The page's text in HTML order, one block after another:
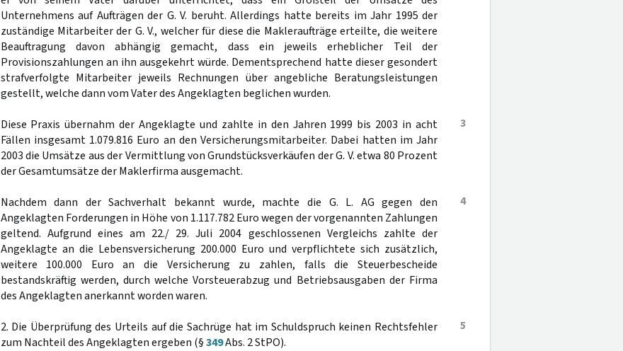
Unternehmens auf Aufträgen der G. V. beruht. Allerdings hatte bereits im Jahr 1995 der
zuständige Mitarbeiter der G. V., welcher für diese die Makleraufträge erteilte, die weitere
Beauftragung davon abhängig gemacht, dass ein jeweils erheblicher Teil der
Provisionszahlungen an ihn ausgekehrt würde. Dementsprechend hatte dieser gesondert
strafverfolgte Mitarbeiter jeweils Rechnungen über angebliche Beratungsleistungen
gestellt, welche dann vom Vater des Angeklagten beglichen wurden.
3
Diese Praxis übernahm der Angeklagte und zahlte in den Jahren 1999 bis 2003 in acht
Fällen insgesamt 1.079.816 Euro an den Versicherungsmitarbeiter. Dabei hatten im Jahr
2003 die Umsätze aus der Vermittlung von Grundstücksverkäufen der G. V. etwa 80 Prozent
der Gesamtumsätze der Maklerfirma ausgemacht.
4
Nachdem dann der Sachverhalt bekannt wurde, machte die G. L. AG gegen den
Angeklagten Forderungen in Höhe von 1.117.782 Euro wegen der vorgenannten Zahlungen
geltend. Aufgrund eines am 22./ 29. Juli 2004 geschlossenen Vergleichs zahlte der
Angeklagte an die Lebensversicherung 200.000 Euro und verpflichtete sich zusätzlich,
weitere 100.000 Euro an die Versicherung zu zahlen, falls die Steuerbescheide
bestandskräftig werden, durch welche Vorsteuerabzug und Betriebsausgaben der Firma
des Angeklagten anerkannt worden waren.
5
2. Die Überprüfung des Urteils auf die Sachrüge hat im Schuldspruch keinen Rechtsfehler
zum Nachteil des Angeklagten ergeben (§349Abs. 2 StPO).